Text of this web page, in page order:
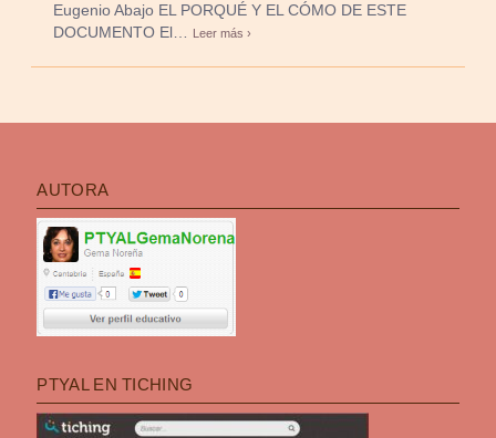
Eugenio Abajo EL PORQUÉ Y EL CÓMO DE ESTE
DOCUMENTO El…
Leer más ›
AUTORA
PTYAL EN TICHING